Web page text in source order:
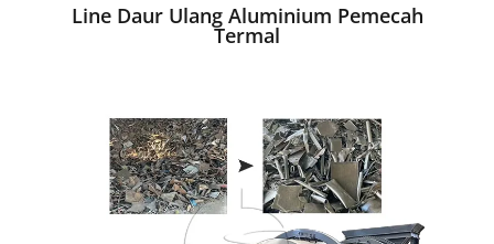
Line Daur Ulang Aluminium Pemecah
Termal